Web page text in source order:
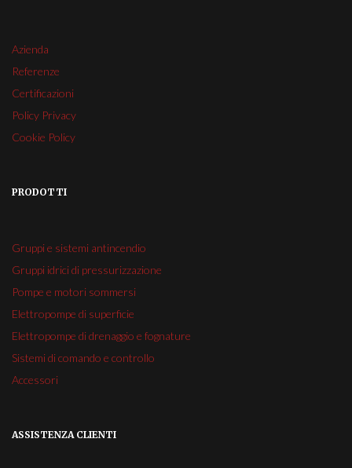
Azienda
Referenze
Certificazioni
Policy Privacy
Cookie Policy
PRODOTTI
Gruppi e sistemi antincendio
Gruppi idrici di pressurizzazione
Pompe e motori sommersi
Elettropompe di superficie
Elettropompe di drenaggio e fognature
Sistemi di comando e controllo
Accessori
ASSISTENZA CLIENTI